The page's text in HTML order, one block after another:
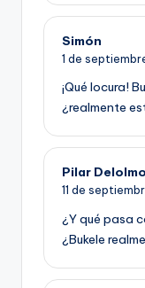
Simón
1 de
¡Qué locura!
¿realmente
Pilar Delolmo
11 de
¿Y qué pasa
¿Bukele